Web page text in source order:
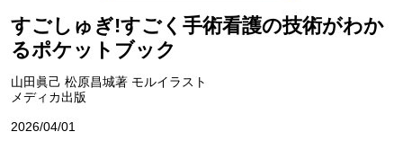
すごしゅぎ!すごく手術看護の技術がわか
るポケットブック
山田眞己 松原昌城著 モルイラスト
メディカ出版
2026/04/01